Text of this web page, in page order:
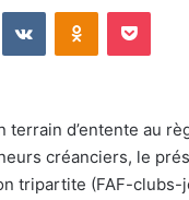
VKontakteOdnoklassniki
Pocket
d’entente au
créanciers, le
tripartite (FAF-